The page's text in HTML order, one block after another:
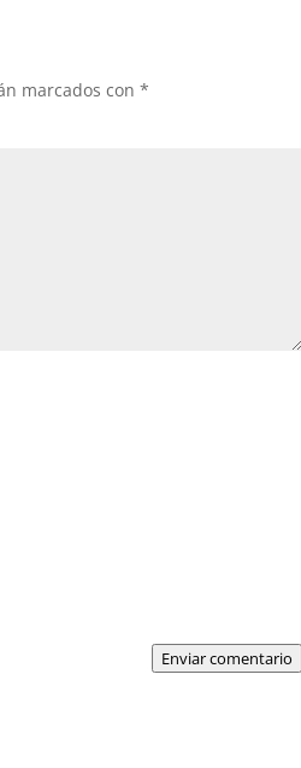
marcados con *
Enviar comentario